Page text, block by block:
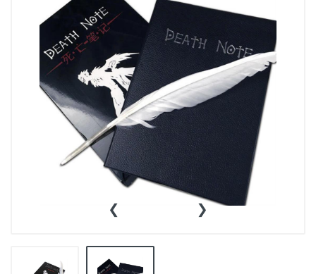
👕INDUMENTARIA🧢
👾COLECCIONABLES🧸
💻MUNDO PC GAMER💻
🔌CABLES Y ADAPTADORES🔌
🤓MUNDO PC OFICINA🤓
🫗GEEK HOME🍵
‹ ›